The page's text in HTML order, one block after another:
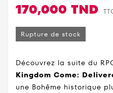
170,000 TND
Rupture de stock
Découvrez la suite du
Kingdom Come:
une Bohême historique